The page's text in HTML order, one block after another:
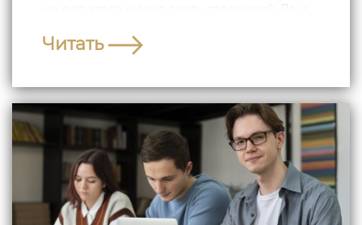
но для этого нужно знать словацкий. Да и...
Читать